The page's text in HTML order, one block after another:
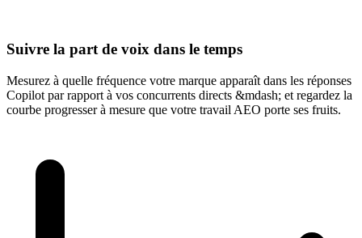
Suivre la part de voix dans le temps
Mesurez à quelle fréquence votre marque apparaît dans les réponses
Copilot par rapport à vos concurrents directs &mdash; et regardez la
courbe progresser à mesure que votre travail AEO porte ses fruits.